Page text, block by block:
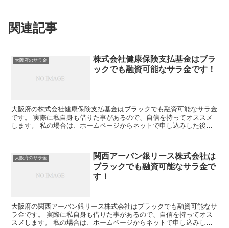
関連記事
大阪府のサラ金
株式会社健康保険支払基金はブラ
ックでも融資可能なサラ金です！
大阪府の株式会社健康保険支払基金はブラックでも融資可能なサラ金
です。 実際に私自身も借りた事があるので、自信を持ってオススメ
します。 私の場合は、ホームページからネットで申し込みした後に
大阪府のサラ金
関西アーバン銀リース株式会社は
ブラックでも融資可能なサラ金で
す！
大阪府の関西アーバン銀リース株式会社はブラックでも融資可能なサ
ラ金です。 実際に私自身も借りた事があるので、自信を持ってオス
スメします。 私の場合は、ホームページからネットで申し込みした